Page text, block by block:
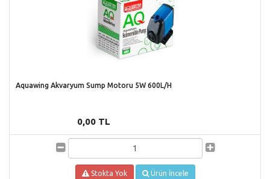
Aquawing Akvaryum Sump Motoru 5W 600L/H
0,00 TL
Stokta Yok Ürün İncele